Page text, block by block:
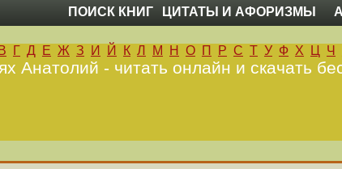
ПОИСК КНИГ ЦИТАТЫ И АФОРИЗМЫ
В Г Д Е Ж З И Й К Л М Н О П Р С Т У Ф Х Ц Ч
Анатолий - читать онлайн и скачать